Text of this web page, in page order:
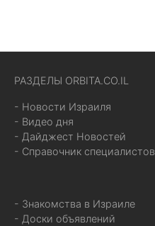
РАЗДЕЛЫ ORBITA.CO.IL
- Новости Израиля
- Видео дня
- Дайджест Новостей
- Справочник специалистов
- Знакомства в Израиле
- Доски объявлений